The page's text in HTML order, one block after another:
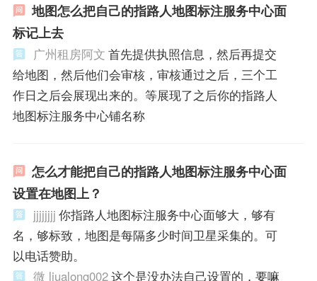
地图怎么把自己的指路人地图标注服务中心面
标记上去
广州租房阿文 首先提供执照信息，然后再提交
给地图，然后他们会审核，审核通过之后，三个工
作日之后会展现出来的。等展现了之后你的指路人
地图标注服务中心铺名称
怎么才能把自己的指路人地图标注服务中心面
设置在地图上？
jjjjjjjj 你指路人地图标注服务中心面够大，够有
名，够标致，地图是每隔多少时间卫星采集的。可
以电话赞助。
微 liualong002这个是没办法自己设置的，要嘛